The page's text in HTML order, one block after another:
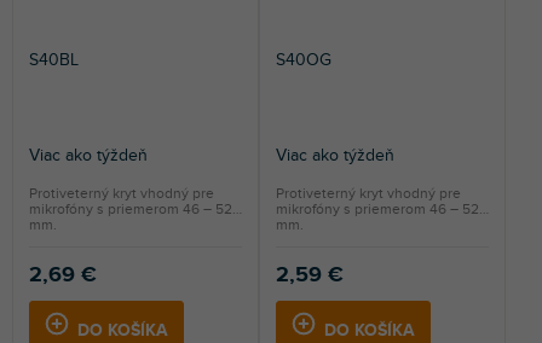
S40BL
Viac ako týždeň
2,69 €
DO KOŠÍKA
Protiveterný kryt vhodný pre
mikrofóny s priemerom 46 – 52
mm.
S40OG
Viac ako týždeň
2,59 €
DO KOŠÍKA
Protiveterný kryt vhodný pre
mikrofóny s priemerom 46 – 52
mm.